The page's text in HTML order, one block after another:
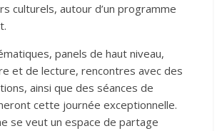
culturels, autour d’un programme
panels de haut niveau,
et de lecture, rencontres avec des
ainsi que des séances de
cette journée exceptionnelle.
se veut un espace de partage